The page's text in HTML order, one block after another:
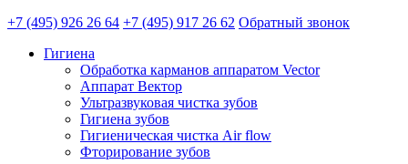
+7 (495) 926 26 64 +7 (495) 917 26 62 Обратный звонок
Гигиена
Обработка карманов аппаратом Vector
Аппарат Вектор
Ультразвуковая чистка зубов
Гигиена зубов
Гигиеническая чистка Air flow
Фторирование зубов